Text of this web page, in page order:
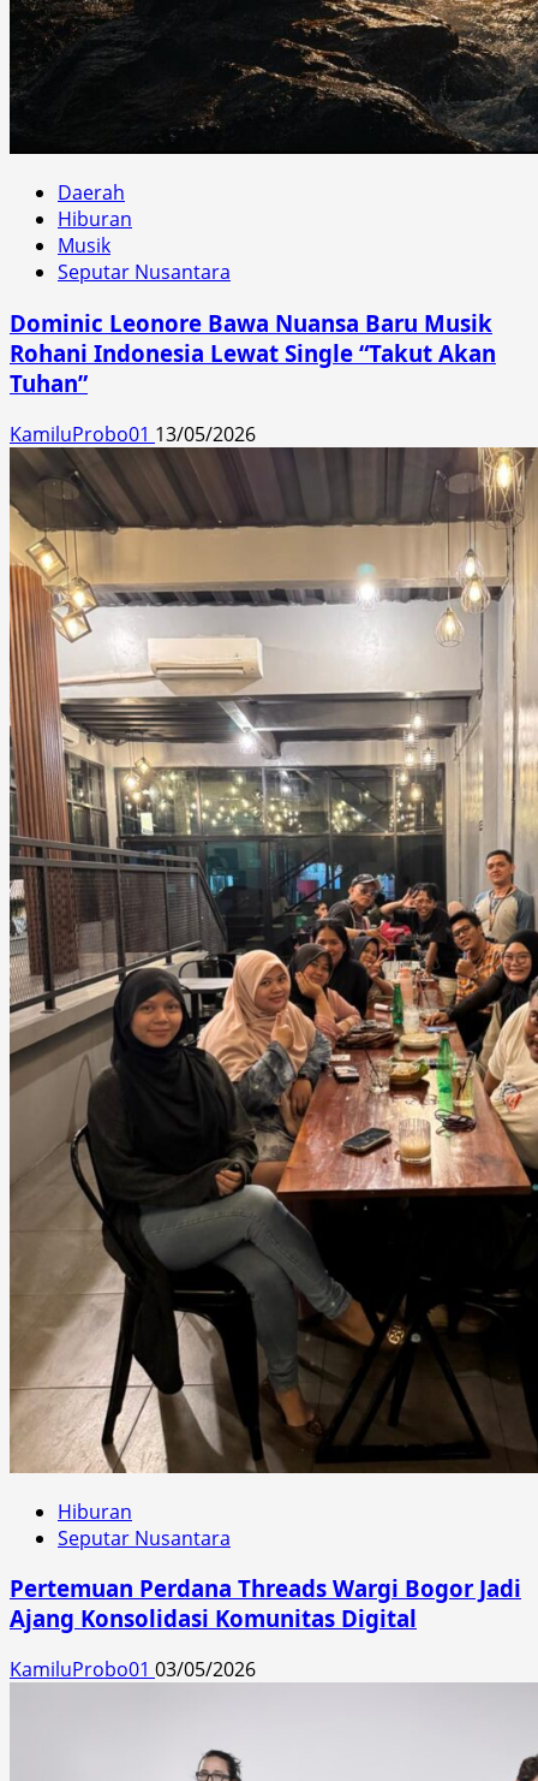
Daerah
Hiburan
Musik
Seputar Nusantara
Dominic Leonore Bawa Nuansa Baru Musik
Rohani Indonesia Lewat Single “Takut Akan
Tuhan”
KamiluProbo01 13/05/2026
Hiburan
Seputar Nusantara
Pertemuan Perdana Threads Wargi Bogor Jadi
Ajang Konsolidasi Komunitas Digital
KamiluProbo01 03/05/2026